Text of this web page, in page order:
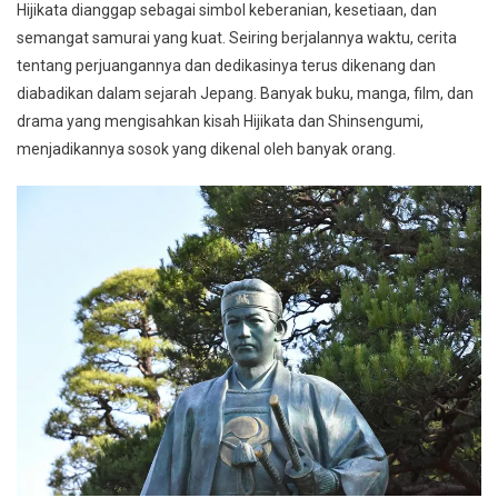
Hijikata dianggap sebagai simbol keberanian, kesetiaan, dan
semangat samurai yang kuat. Seiring berjalannya waktu, cerita
tentang perjuangannya dan dedikasinya terus dikenang dan
diabadikan dalam sejarah Jepang. Banyak buku, manga, film, dan
drama yang mengisahkan kisah Hijikata dan Shinsengumi,
menjadikannya sosok yang dikenal oleh banyak orang.